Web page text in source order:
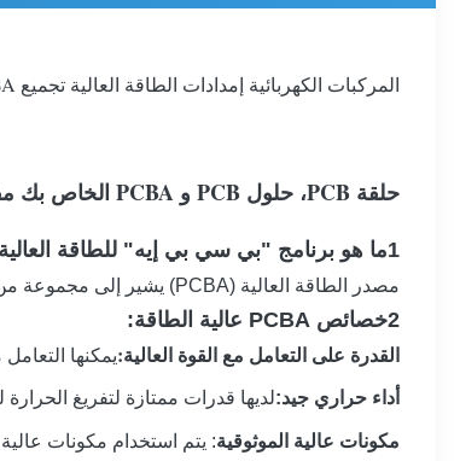
المركبات الكهربائية إمدادات الطاقة العالية تجميع PCBA التحول السريع تجميع PCB
حلقة PCB، حلول PCB و PCBA الخاص بك مفتاح مفتوح.
1ما هو برنامج "بي سي بي إيه" للطاقة العالية؟
مصدر الطاقة العالية (PCBA) يشير إلى مجموعة من لوحات الدوائر المطبوعة المستخدمة في أنظمة إمدادات الطاقة العالية.توفير الطاقة اللازمة لمختلف الأجهزة والأنظمة الإلكترونية.
2خصائص PCBA عالية الطاقة:
القدرة على التعامل مع القوة العالية:يمكنها
أداء حراري جيد:لديها قدرات ممتازة لتفريغ الحرارة
مكونات عالية الموثوقية: يتم استخدام مكونات